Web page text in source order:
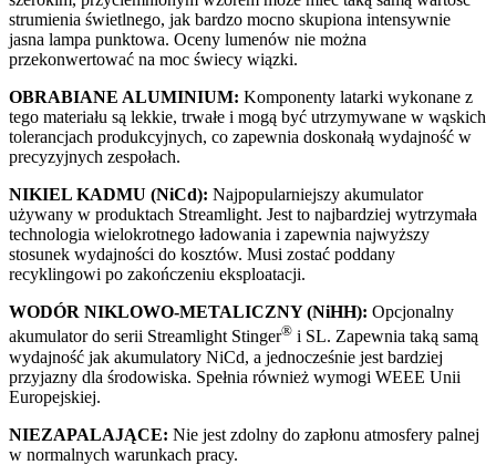
strumienia świetlnego, jak bardzo mocno skupiona intensywnie
jasna lampa punktowa. Oceny lumenów nie można
przekonwertować na moc świecy wiązki.
OBRABIANE ALUMINIUM: Komponenty latarki wykonane z
tego materiału są lekkie, trwałe i mogą być utrzymywane w wąskich
tolerancjach produkcyjnych, co zapewnia doskonałą wydajność w
precyzyjnych zespołach.
NIKIEL KADMU (NiCd): Najpopularniejszy akumulator
używany w produktach Streamlight. Jest to najbardziej wytrzymała
technologia wielokrotnego ładowania i zapewnia najwyższy
stosunek wydajności do kosztów. Musi zostać poddany
recyklingowi po zakończeniu eksploatacji.
WODÓR NIKLOWO-METALICZNY (NiHH): Opcjonalny
akumulator do serii Streamlight Stinger® i SL. Zapewnia taką samą
wydajność jak akumulatory NiCd, a jednocześnie jest bardziej
przyjazny dla środowiska. Spełnia również wymogi WEEE Unii
Europejskiej.
NIEZAPALAJĄCE: Nie jest zdolny do zapłonu atmosfery palnej
w normalnych warunkach pracy.